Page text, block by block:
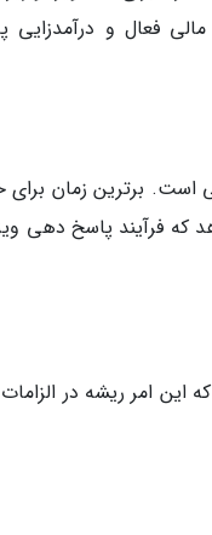
فعال و درآمدزایی
است. برترین زمان برای
می دهد که فرآیند پاسخ دهی
امر ریشه در الزامات